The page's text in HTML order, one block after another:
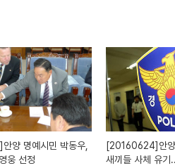
양 명예시민 박동우,
웅 선정
[20160624]안양
새끼들 사체 유기